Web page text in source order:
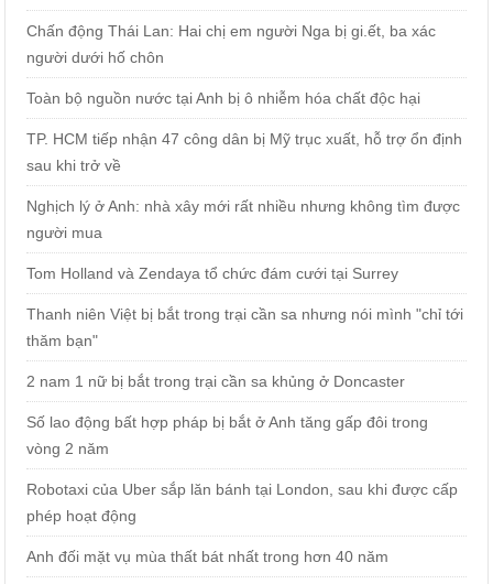
Chấn động Thái Lan: Hai chị em người Nga bị gi.ết, ba xác
người dưới hố chôn
Toàn bộ nguồn nước tại Anh bị ô nhiễm hóa chất độc hại
TP. HCM tiếp nhận 47 công dân bị Mỹ trục xuất, hỗ trợ ổn định
sau khi trở về
Nghịch lý ở Anh: nhà xây mới rất nhiều nhưng không tìm được
người mua
Tom Holland và Zendaya tổ chức đám cưới tại Surrey
Thanh niên Việt bị bắt trong trại cần sa nhưng nói mình "chỉ tới
thăm bạn"
2 nam 1 nữ bị bắt trong trại cần sa khủng ở Doncaster
Số lao động bất hợp pháp bị bắt ở Anh tăng gấp đôi trong
vòng 2 năm
Robotaxi của Uber sắp lăn bánh tại London, sau khi được cấp
phép hoạt động
Anh đối mặt vụ mùa thất bát nhất trong hơn 40 năm